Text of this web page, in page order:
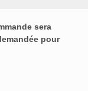
sera
pour